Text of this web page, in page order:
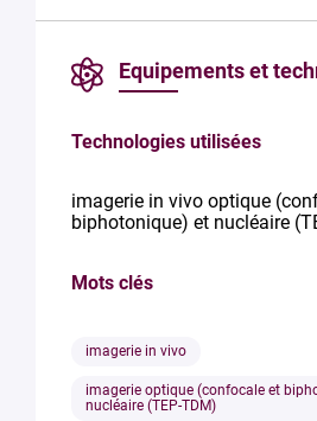
Equipements et
Technologies utilisées
imagerie in vivo optique
biphotonique) et nucléaire
Mots clés
imagerie in vivo
imagerie optique (confocale et
nucléaire (TEP-TDM)